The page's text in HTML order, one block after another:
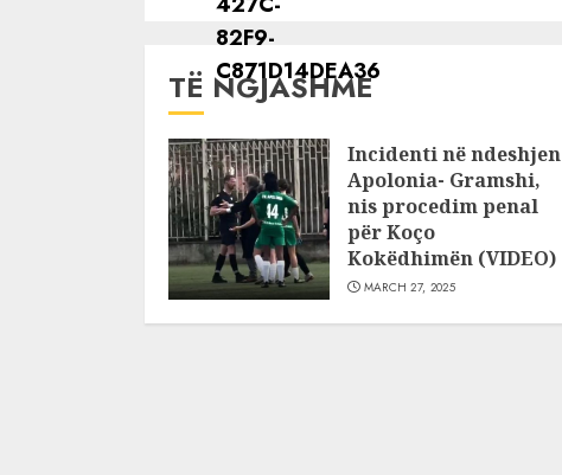
TË NGJASHME
Incidenti në ndeshjen
Apolonia- Gramshi,
nis procedim penal
për Koço
Kokëdhimën (VIDEO)
MARCH 27, 2025